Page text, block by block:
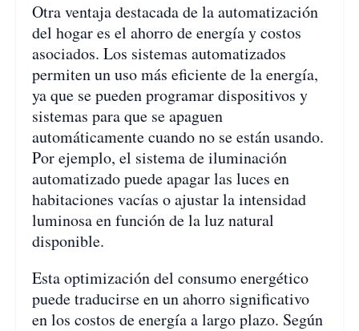
Otra ventaja destacada de la automatización
del hogar es el ahorro de energía y costos
asociados. Los sistemas automatizados
permiten un uso más eficiente de la energía,
ya que se pueden programar dispositivos y
sistemas para que se apaguen
automáticamente cuando no se están usando.
Por ejemplo, el sistema de iluminación
automatizado puede apagar las luces en
habitaciones vacías o ajustar la intensidad
luminosa en función de la luz natural
disponible.
Esta optimización del consumo energético
puede traducirse en un ahorro significativo
en los costos de energía a largo plazo. Según